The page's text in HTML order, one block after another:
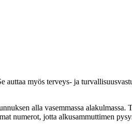
myös terveys- ja
alla vasemmassa
numerot, jotta alkusammuttimen